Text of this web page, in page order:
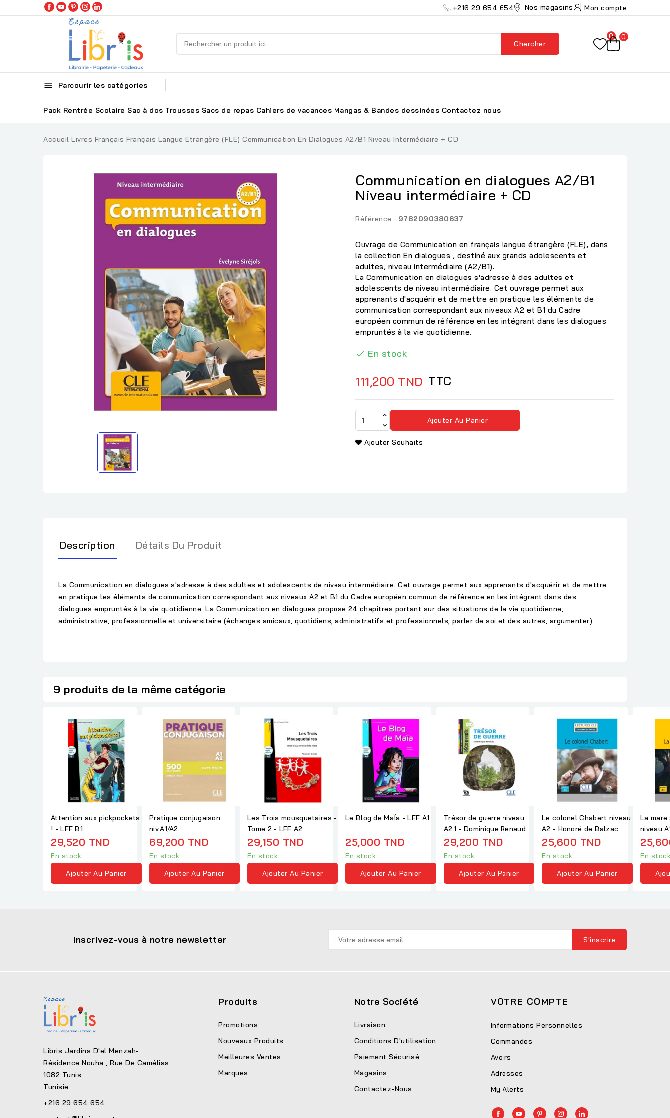
+216 29 654 654 Nos magasins Mon compte
Chercher
0 0
 Parcourir les catégories
Pack Rentrée Scolaire Sac à dos Trousses Sacs de repas Cahiers de vacances Mangas & Bandes dessinées Contactez nous
Accueil Livres Français Français Langue Etrangère (FLE) Communication En Dialogues A2/B1 Niveau Intermédiaire + CD
Communication en dialogues A2/B1
Niveau intermédiaire + CD
Référence : 9782090380637
Ouvrage de Communication en français langue étrangère (FLE), dans
la collection En dialogues , destiné aux grands adolescents et
adultes, niveau intermédiaire (A2/B1).
La Communication en dialogues s'adresse à des adultes et
adolescents de niveau intermédiaire. Cet ouvrage permet aux
apprenants d'acquérir et de mettre en pratique les éléments de
communication correspondant aux niveaux A2 et B1 du Cadre
européen commun de référence en les intégrant dans les dialogues
empruntés à la vie quotidienne.
 En stock
111,200 TND TTC
Ajouter Au Panier
Ajouter Souhaits
Description Détails Du Produit
La Communication en dialogues s'adresse à des adultes et adolescents de niveau intermédiaire. Cet ouvrage permet aux apprenants d'acquérir et de mettre
en pratique les éléments de communication correspondant aux niveaux A2 et B1 du Cadre européen commun de référence en les intégrant dans des
dialogues empruntés à la vie quotidienne. La Communication en dialogues propose 24 chapitres portant sur des situations de la vie quotidienne,
administrative, professionnelle et universitaire (échanges amicaux, quotidiens, administratifs et professionnels, parler de soi et des autres, argumenter).
9 produits de la même catégorie
Attention aux pickpockets
! - LFF B1
29,520 TND
En stock
Ajouter Au Panier
Pratique conjugaison
niv.A1/A2
69,200 TND
En stock
Ajouter Au Panier
Les Trois mousquetaires -
Tome 2 - LFF A2
29,150 TND
En stock
Ajouter Au Panier
Le Blog de MaÏa - LFF A1
25,000 TND
En stock
Ajouter Au Panier
Trésor de guerre niveau
A2.1 - Dominique Renaud
29,200 TND
En stock
Ajouter Au Panier
Le colonel Chabert niveau
A2 - Honoré de Balzac
25,600 TND
En stock
Ajouter Au Panier
La
niveau
En stock
Inscrivez-vous à notre newsletter
Libris Jardins D'el Menzah-
Résidence Nouha , Rue De Camélias
1082 Tunis
Tunisie
+216 29 654 654
Produits
Promotions
Nouveaux Produits
Meilleures Ventes
Marques
Notre Société
Livraison
Conditions D'utilisation
Paiement Sécurisé
Magasins
Contactez-Nous
VOTRE COMPTE
Informations Personnelles
Commandes
Avoirs
Adresses
My Alerts